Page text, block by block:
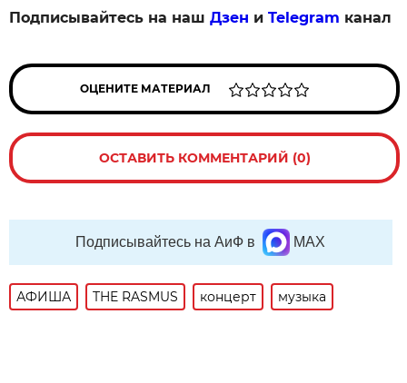
Подписывайтесь на нашДзен иTelegram канал
ОЦЕНИТЕ МАТЕРИАЛ
ОСТАВИТЬ КОММЕНТАРИЙ (0)
Подписывайтесь на АиФ в MAX
АФИША THE RASMUS концерт музыка